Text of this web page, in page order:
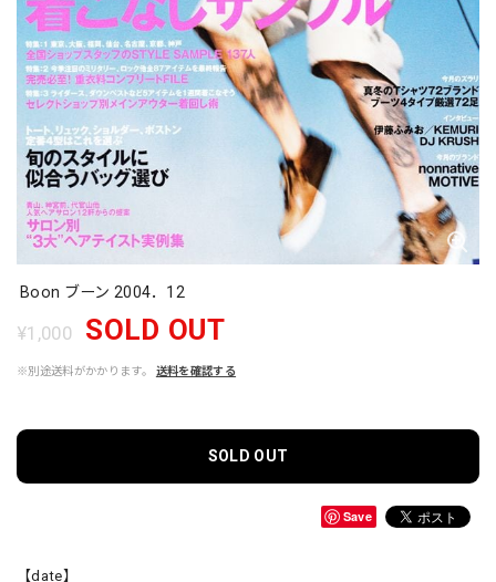
Boon ブーン 2004．12
¥1,000 SOLD OUT
※別途送料がかかります。 送料を確認する
SOLD OUT
Save
【date】